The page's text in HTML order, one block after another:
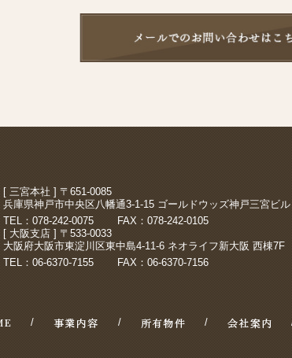
[ 三宮本社 ] 〒651-0085
兵庫県神戸市中央区八幡通3-1-15 ゴールドウッズ神戸三宮ビル
TEL：078-242-0075 FAX：078-242-0105
[ 大阪支店 ] 〒533-0033
大阪府大阪市東淀川区東中島4-11-6 ネオライフ新大阪 西棟7F
TEL：06-6370-7155 FAX：06-6370-7156